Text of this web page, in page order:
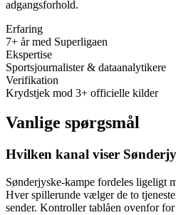
adgangsforhold.
Erfaring
7+ år med Superligaen
Ekspertise
Sportsjournalister & dataanalytikere
Verifikation
Krydstjek mod 3+ officielle kilder
Vanlige spørgsmål
Hvilken kanal viser
Sønderjyske-kampe fordeles ligeligt
Hver spillerunde vælger de to
sender. Kontroller tablåen ovenfor